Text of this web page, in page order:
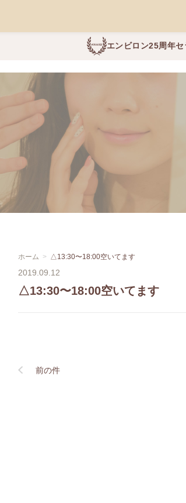
エンビロン25周年
ホーム △13:30〜18:00空いてます
2019.09.12
△13:30〜18:00空いてます
前の件